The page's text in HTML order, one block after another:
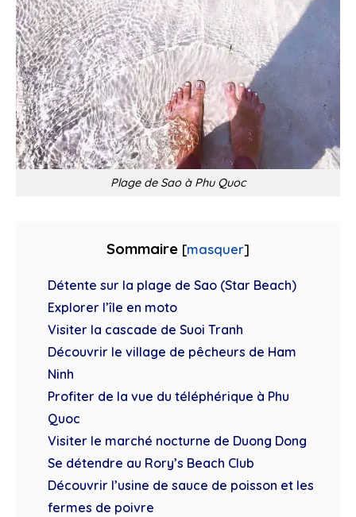
Plage de Sao à Phu Quoc
Sommaire [masquer]
Détente sur la plage de Sao (Star Beach)
Explorer l’île en moto
Visiter la cascade de Suoi Tranh
Découvrir le village de pêcheurs de Ham
Ninh
Profiter de la vue du téléphérique à Phu
Quoc
Visiter le marché nocturne de Duong Dong
Se détendre au Rory’s Beach Club
Découvrir l’usine de sauce de poisson et les
fermes de poivre